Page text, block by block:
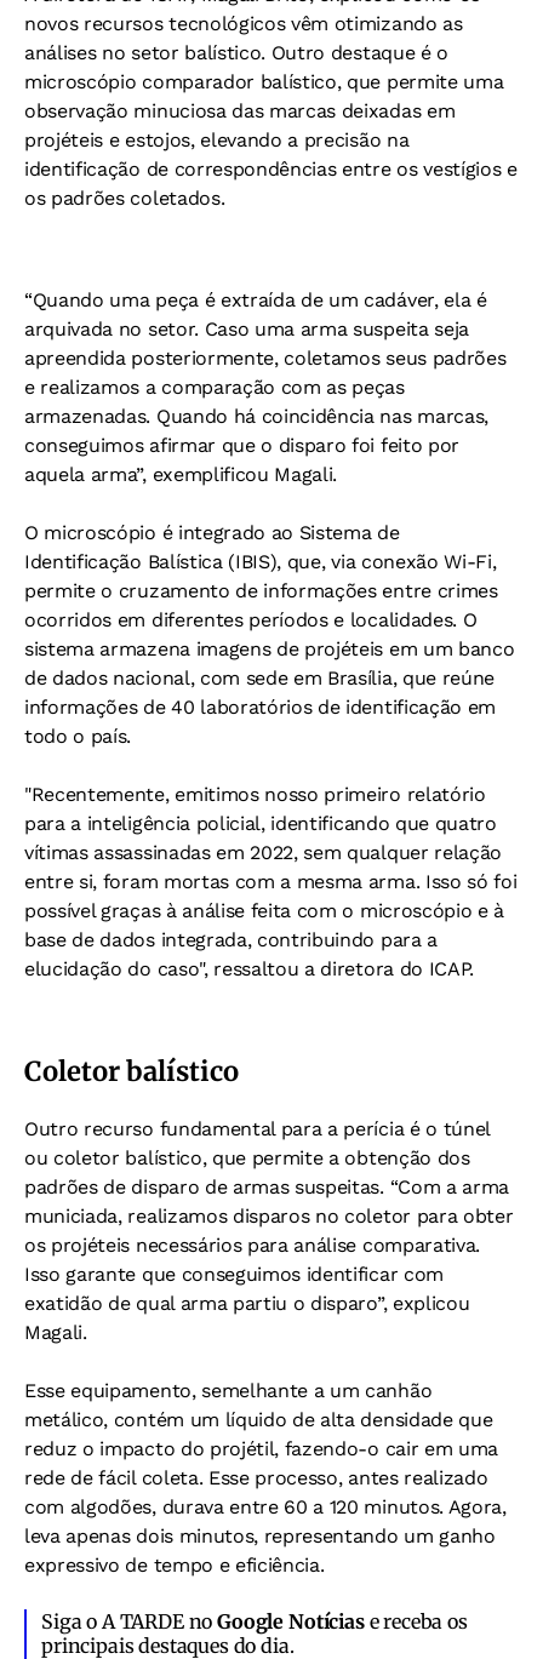
novos recursos tecnológicos vêm otimizando as
análises no setor balístico. Outro destaque é o
microscópio comparador balístico, que permite uma
observação minuciosa das marcas deixadas em
projéteis e estojos, elevando a precisão na
identificação de correspondências entre os vestígios e
os padrões coletados.
“Quando uma peça é extraída de um cadáver, ela é
arquivada no setor. Caso uma arma suspeita seja
apreendida posteriormente, coletamos seus padrões
e realizamos a comparação com as peças
armazenadas. Quando há coincidência nas marcas,
conseguimos afirmar que o disparo foi feito por
aquela arma”, exemplificou Magali.
O microscópio é integrado ao Sistema de
Identificação Balística (IBIS), que, via conexão Wi-Fi,
permite o cruzamento de informações entre crimes
ocorridos em diferentes períodos e localidades. O
sistema armazena imagens de projéteis em um banco
de dados nacional, com sede em Brasília, que reúne
informações de 40 laboratórios de identificação em
todo o país.
"Recentemente, emitimos nosso primeiro relatório
para a inteligência policial, identificando que quatro
vítimas assassinadas em 2022, sem qualquer relação
entre si, foram mortas com a mesma arma. Isso só foi
possível graças à análise feita com o microscópio e à
base de dados integrada, contribuindo para a
elucidação do caso", ressaltou a diretora do ICAP.
Coletor balístico
Outro recurso fundamental para a perícia é o túnel
ou coletor balístico, que permite a obtenção dos
padrões de disparo de armas suspeitas. “Com a arma
municiada, realizamos disparos no coletor para obter
os projéteis necessários para análise comparativa.
Isso garante que conseguimos identificar com
exatidão de qual arma partiu o disparo”, explicou
Magali.
Esse equipamento, semelhante a um canhão
metálico, contém um líquido de alta densidade que
reduz o impacto do projétil, fazendo-o cair em uma
rede de fácil coleta. Esse processo, antes realizado
com algodões, durava entre 60 a 120 minutos. Agora,
leva apenas dois minutos, representando um ganho
expressivo de tempo e eficiência.
Siga o A TARDE noGoogle Notíciase receba os
principais destaques do dia.